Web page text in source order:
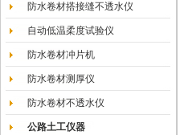
防水卷材搭接缝不透水仪
自动低温柔度试验仪
防水卷材冲片机
防水卷材测厚仪
防水卷材不透水仪
公路土工仪器